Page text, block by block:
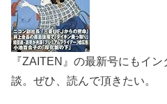
『ZAITEN』の最新号にもイ
談。ぜひ、読んで頂きたい。